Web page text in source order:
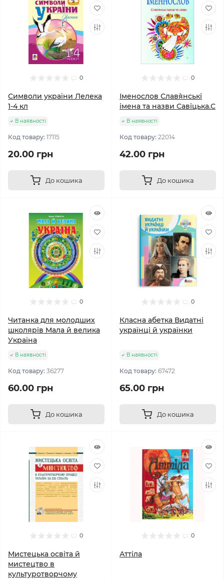
0
Символи україни Лелека
1-4 кл
В наявності
Код товару: 17115
20.00 грн
До кошика
0
Іменослов Слав`янські
імена та назви Савіцька.С
В наявності
Код товару: 22014
42.00 грн
До кошика
0
Читанка для молодших
школярів Мала й велика
Україна
В наявності
Код товару: 36277
60.00 грн
До кошика
0
Класна абетка Видатні
українці й українки
В наявності
Код товару: 67472
65.00 грн
До кошика
0
Мистецька освіта й
мистецтво в
культуротворчому
0
Аттіла